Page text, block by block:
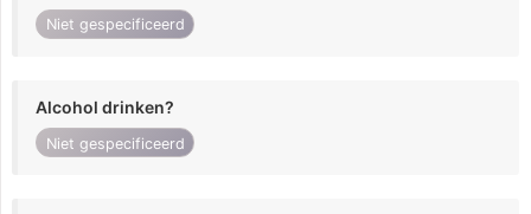
Niet gespecificeerd
Alcohol drinken?
Niet gespecificeerd